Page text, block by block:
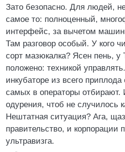
Зато безопасно. Для людей,
самое то: полноценный,
интерфейс, за вычетом
Там разговор особый. У кого
сорт мазюкалка? Ясен пень, у
положено: техникой
инкубаторе из всего
самых в операторы отбирают.
одурения, чтоб не случилось
Нештатная ситуация? Ага,
правительство, и корпорации
ультравизга.